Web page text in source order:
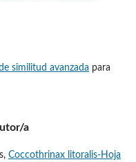
similitud avanzada para
a
Coccothrinax litoralis-Hoja